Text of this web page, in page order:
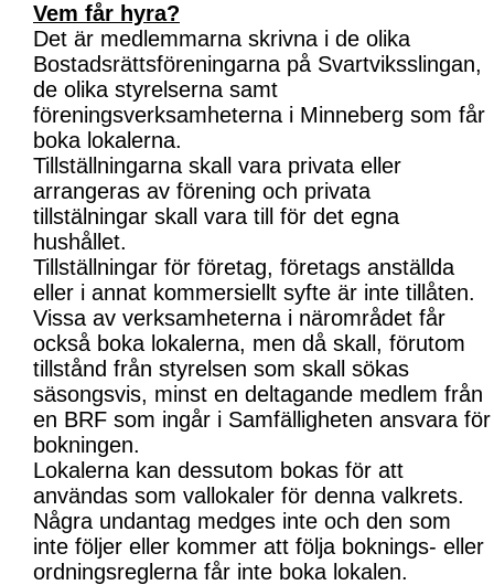
Vem får hyra?
Det är medlemmarna skrivna i de olika
Bostadsrättsföreningarna på Svartviksslingan,
de olika styrelserna samt
föreningsverksamheterna i Minneberg som får
boka lokalerna.
Tillställningarna skall vara privata eller
arrangeras av förening och privata
tillstälningar skall vara till för det egna
hushållet.
Tillställningar för företag, företags anställda
eller i annat kommersiellt syfte är inte tillåten.
Vissa av verksamheterna i närområdet får
också boka lokalerna, men då skall, förutom
tillstånd från styrelsen som skall sökas
säsongsvis, minst en deltagande medlem från
en BRF som ingår i Samfälligheten ansvara för
bokningen.
Lokalerna kan dessutom bokas för att
användas som vallokaler för denna valkrets.
Några undantag medges inte och den som
inte följer eller kommer att följa boknings- eller
ordningsreglerna får inte boka lokalen.